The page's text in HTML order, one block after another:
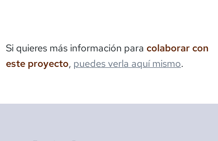
Si quieres más información para colaborar con
este proyecto, puedes verla aquí mismo.